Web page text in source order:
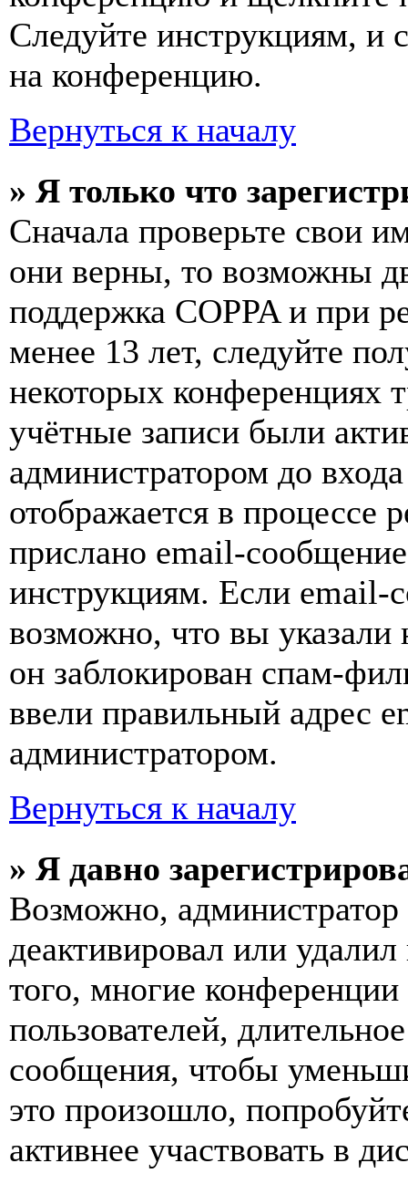
Следуйте инструкциям, и
на конференцию.
Вернуться к началу
» Я только что
Сначала проверьте свои
они верны, то возможны
поддержка COPPA и при
менее 13 лет, следуйте
некоторых конференциях
учётные записи были
администратором до
отображается в процессе
прислано email-
инструкциям. Если email-
возможно, что вы
он заблокирован спам-
ввели правильный адрес
администратором.
Вернуться к началу
» Я давно
Возможно,
деактивировал или
того, многие
пользователей,
сообщения, чтобы
это произошло,
активнее участвовать в